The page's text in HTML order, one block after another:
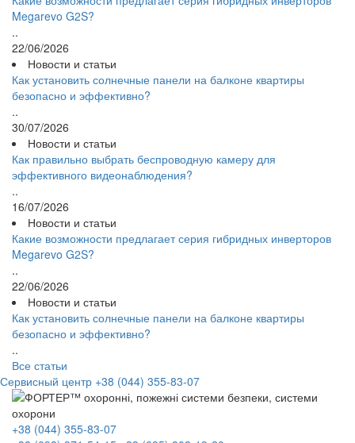
Megarevo G2S?
..
22/06/2026
Новости и статьи
Как установить солнечные панели на балконе квартиры
безопасно и эффективно?
..
30/07/2026
Новости и статьи
Как правильно выбрать беспроводную камеру для
эффективного видеонаблюдения?
..
16/07/2026
Новости и статьи
Какие возможности предлагает серия гибридных инверторов
Megarevo G2S?
..
22/06/2026
Новости и статьи
Как установить солнечные панели на балконе квартиры
безопасно и эффективно?
..
Все статьи
Сервисный центр +38 (044) 355-83-07
+38 (044) 355-83-07